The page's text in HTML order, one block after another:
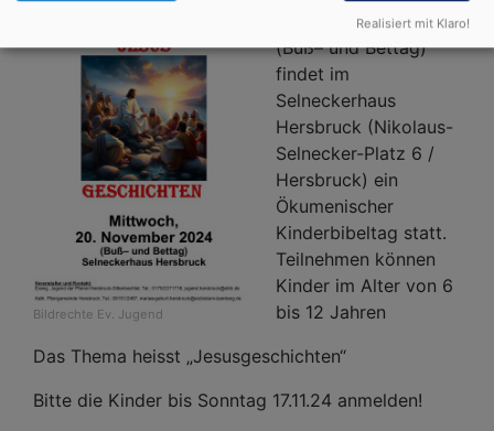
der
Bildrechte Ev. Jugend
November 2024
(Buß– und Bettag)
findet im
Selneckerhaus
Hersbruck (Nikolaus-
Selnecker-Platz 6 /
Hersbruck) ein
Ökumenischer
Kinderbibeltag statt.
Teilnehmen können
Kinder im Alter von 6
bis 12 Jahren
Das Thema heisst „Jesusgeschichten“
Bitte die Kinder bis Sonntag 17.11.24 anmelden!
Realisiert mit Klaro!